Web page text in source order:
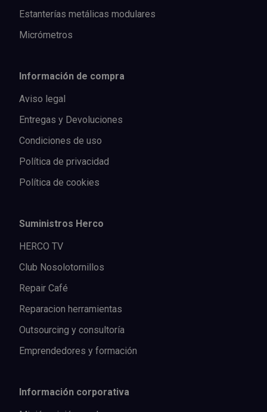
Estanterías metálicas modulares
Micrómetros
Información de compra
Aviso legal
Entregas y Devoluciones
Condiciones de uso
Política de privacidad
Política de cookies
Suministros Herco
HERCO TV
Club Nosolotornillos
Repair Café
Reparacion herramientas
Outsourcing y consultoría
Emprendedores y formación
Información corporativa